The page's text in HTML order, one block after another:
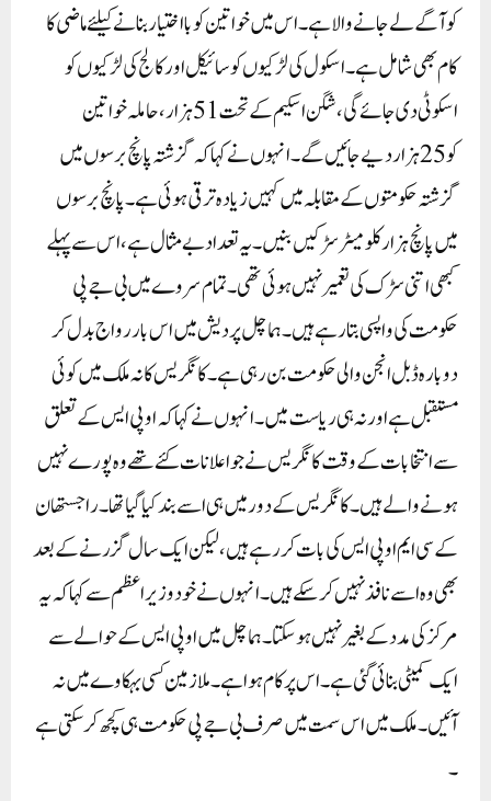
کو آگے لے جانے والا ہے ۔ اس میں خواتین کو بااختیار بنانے کیلئے ماضی کا
کام بھی شامل ہے ۔ اسکول کی لڑکیوں کو سائیکل اور کالج کی لڑکیوں کو
اسکوٹی دی جائے گی، شگن اسکیم کے تحت 51 ہزار، حاملہ خواتین
کو 25ہزار دیے جائیں گے ۔انہوں نے کہا کہ گزشتہ پانچ برسوں میں
گزشتہ حکومتوں کے مقابلہ میں کہیں زیادہ ترقی ہوئی ہے ۔ پانچ برسوں
میں پانچ ہزار کلومیٹر سڑکیں بنیں۔ یہ تعداد بے مثال ہے ، اس سے پہلے
کبھی اتنی سڑک کی تعمیر نہیں ہوئی تھی۔ تمام سروے میں بی جے پی
حکومت کی واپسی بتا رہے ہیں ۔ ہماچل پردیش میں اس بار رواج بدل کر
دوبارہ ڈبل انجن والی حکومت بن رہی ہے ۔ کانگریس کا نہ ملک میں کوئی
مستقبل ہے اور نہ ہی ریاست میں۔انہوں نے کہا کہ او پی ایس کے تعلق
سے انتخابات کے وقت کانگریس نے جو اعلانات کئے تھے وہ پورے نہیں
ہونے والے ہیں۔ کانگریس کے دور میں ہی اسے بند کیا گیا تھا۔ راجستھان
کے سی ایم او پی ایس کی بات کر رہے ہیں، لیکن ایک سال گزرنے کے بعد
بھی وہ اسے نافذ نہیں کر سکے ہیں۔ انہوں نے خود وزیر اعظم سے کہا کہ یہ
مرکز کی مدد کے بغیر نہیں ہو سکتا۔ ہماچل میں او پی ایس کے حوالے سے
ایک کمیٹی بنائی گئی ہے ۔ اس پر کام ہوا ہے ۔ ملازمین کسی بہکاوے میں نہ
آئیں۔ ملک میں اس سمت میں صرف بی جے پی حکومت ہی کچھ کر سکتی ہے
۔